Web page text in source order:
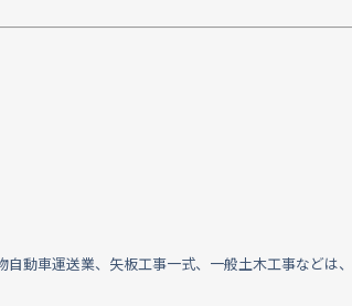
動車運送業、矢板工事一式、一般土木工事などは